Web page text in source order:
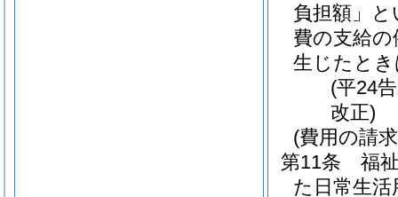
負担額」と
費の支給
生じたと
(平24
改正)
(費用の請
第11条
福
た日常生